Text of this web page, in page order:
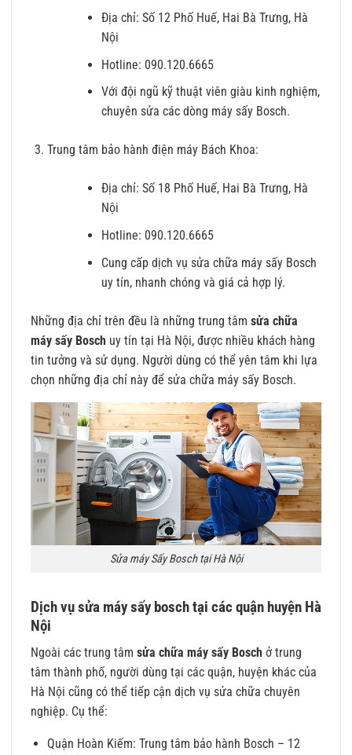
Địa chỉ: Số 12 Phố Huế, Hai Bà Trưng, Hà
Nội
Hotline: 090.120.6665
Với đội ngũ kỹ thuật viên giàu kinh nghiệm,
chuyên sửa các dòng máy sấy Bosch.
Trung tâm bảo hành điện máy Bách Khoa:
Địa chỉ: Số 18 Phố Huế, Hai Bà Trưng, Hà
Nội
Hotline: 090.120.6665
Cung cấp dịch vụ sửa chữa máy sấy Bosch
uy tín, nhanh chóng và giá cả hợp lý.
Những địa chỉ trên đều là những trung tâm sửa chữa
máy sấy Bosch uy tín tại Hà Nội, được nhiều khách hàng
tin tưởng và sử dụng. Người dùng có thể yên tâm khi lựa
chọn những địa chỉ này để sửa chữa máy sấy Bosch.
Sửa máy Sấy Bosch tại Hà Nội
Dịch vụ sửa máy sấy bosch tại các quận huyện Hà
Nội
Ngoài các trung tâm sửa chữa máy sấy Bosch ở trung
tâm thành phố, người dùng tại các quận, huyện khác của
Hà Nội cũng có thể tiếp cận dịch vụ sửa chữa chuyên
nghiệp. Cụ thể:
Quận Hoàn Kiếm: Trung tâm bảo hành Bosch – 12